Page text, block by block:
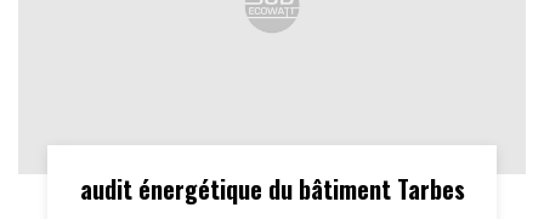
audit énergétique du bâtiment Tarbes